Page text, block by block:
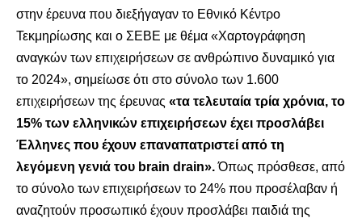
στην έρευνα που διεξήγαγαν το Εθνικό Κέντρο
Τεκμηρίωσης και ο ΣΕΒΕ με θέμα «Χαρτογράφηση
αναγκών των επιχειρήσεων σε ανθρώπινο δυναμικό για
το 2024», σημείωσε ότι στο σύνολο των 1.600
επιχειρήσεων της έρευνας «τα τελευταία τρία χρόνια, το
15% των ελληνικών επιχειρήσεων έχει προσλάβει
Έλληνες που έχουν επαναπατριστεί από τη
λεγόμενη γενιά του brain drain».Όπως πρόσθεσε, από
το σύνολο των επιχειρήσεων το 24% που προσέλαβαν ή
αναζητούν προσωπικό έχουν προσλάβει παιδιά της